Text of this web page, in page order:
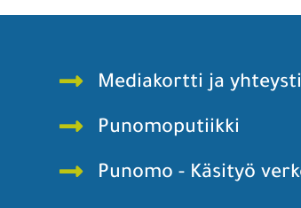
Mediakortti ja
Punomoputiikki
Punomo - Käsityö